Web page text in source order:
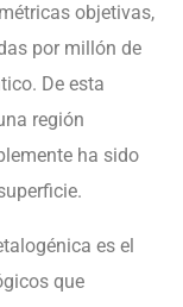
objetivas,
por millón de
De esta
región
ha sido
es el
que